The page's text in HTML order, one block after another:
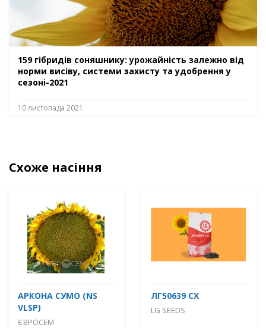
159 гібридів соняшнику: урожайність залежно від
норми висіву, системи захисту та удобрення у
сезоні-2021
10 листопада 2021
Схоже насіння
АРКОНА СУМО (NS
VLSP)
ЄВРОСЕМ
ЛГ50639 СХ
LG SEEDS